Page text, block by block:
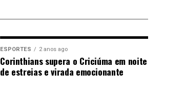
ESPORTES 2 anos ago
Corinthians supera o Criciúma em noite
de estreias e virada emocionante